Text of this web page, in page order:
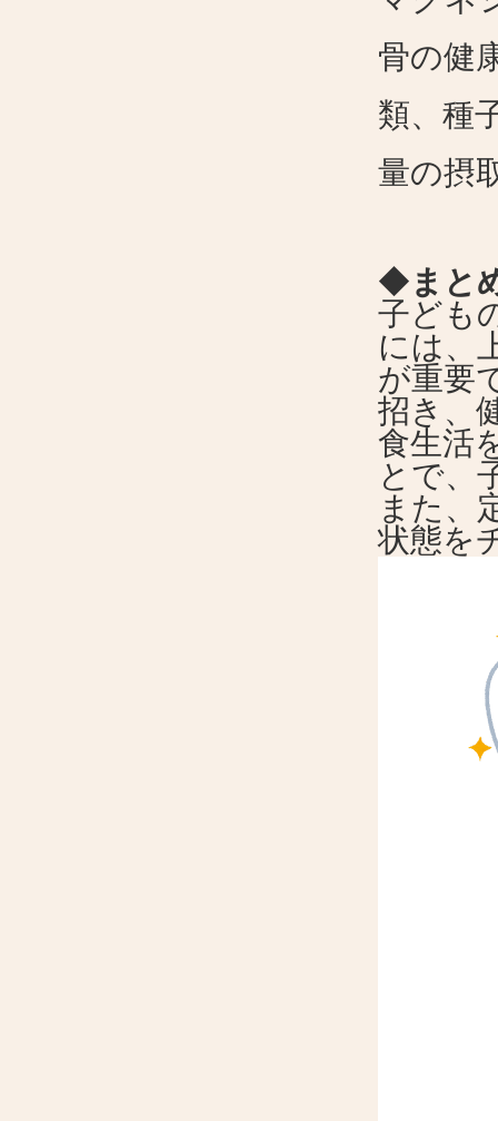
骨の健
類、種
量の摂
◆まと
子ども
には、
が重要
招き、
食生活
とで、
また、
状態を